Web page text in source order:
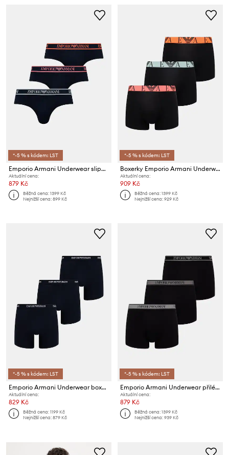
*-5 % s kódem: LST
Emporio Armani Underwear slipy pánské s bavlnou 3-pack
Aktuální cena:
879 Kč
Běžná cena:1399 Kč
Nejnižší cena:899 Kč
*-5 % s kódem: LST
Boxerky Emporio Armani Underwear 3-pack
Aktuální cena:
909 Kč
Běžná cena:1399 Kč
Nejnižší cena:929 Kč
*-5 % s kódem: LST
Emporio Armani Underwear boxerky pánské s bavlnou 3-pack
Aktuální cena:
829 Kč
Běžná cena:1199 Kč
Nejnižší cena:879 Kč
*-5 % s kódem: LST
Emporio Armani Underwear přiléhavé boxerky pánské 3-pack
Aktuální cena:
879 Kč
Běžná cena:1399 Kč
Nejnižší cena:939 Kč